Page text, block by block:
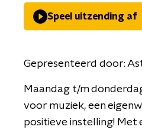
Speel uitzending af
Gepresenteerd door:
Maandag t/m
voor muziek, een
positieve instelling! Met